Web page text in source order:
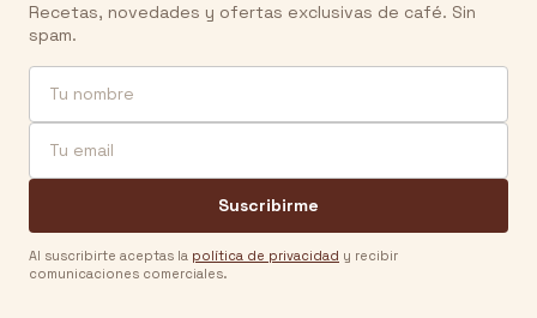
Recetas, novedades y ofertas exclusivas de café. Sin
spam.
Suscribirme
Al suscribirte aceptas la política de privacidad y recibir
comunicaciones comerciales.